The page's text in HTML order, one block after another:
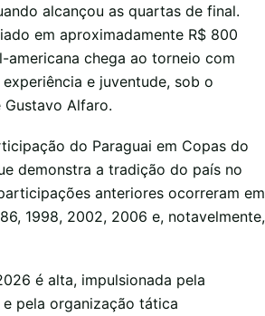
alcançou as quartas de final.
em aproximadamente R$ 800
americana chega ao torneio com
e juventude, sob o
Alfaro.
do Paraguai em Copas do
demonstra a tradição do país no
anteriores ocorreram em
1998, 2002, 2006 e, notavelmente,
é alta, impulsionada pela
pela organização tática